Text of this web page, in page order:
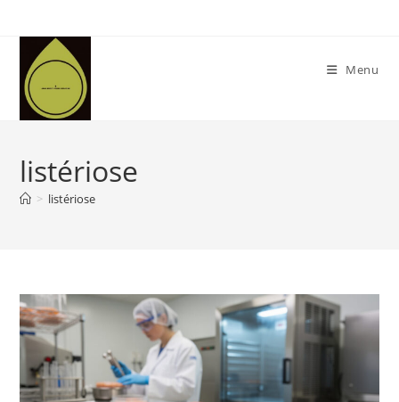
content
Menu
listériose
> listériose